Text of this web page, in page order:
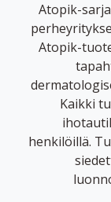
Atopik-
Atopik-
Kaikki
henkilöillä.